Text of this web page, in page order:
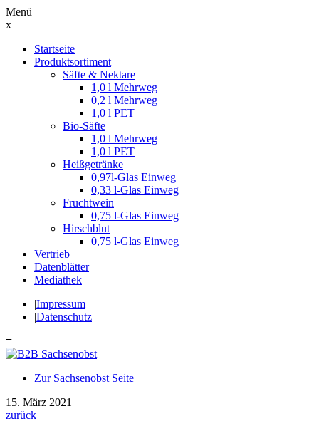
Menü
x
nach:
Startseite
Produktsortiment
Säfte & Nektare
1,0 l Mehrweg
0,2 l Mehrweg
1,0 l PET
Bio-Säfte
1,0 l Mehrweg
1,0 l PET
Heißgetränke
0,97l-Glas Einweg
0,33 l-Glas Einweg
Fruchtwein
0,75 l-Glas Einweg
Hirschblut
0,75 l-Glas Einweg
Vertrieb
Datenblätter
Mediathek
|Impressum
|Datenschutz
≡
Zur Sachsenobst Seite
Suche
nach:
15. März 2021
zurück